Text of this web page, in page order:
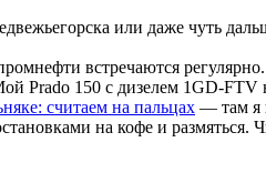
или даже чуть
встречаются
Prado 150 с дизелем 1GD-FTV
считаем на пальцах — там я
на кофе и размяться.